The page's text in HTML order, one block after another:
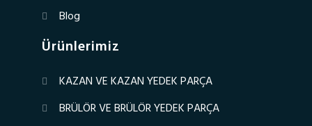
Blog
Ürünlerimiz
KAZAN VE KAZAN YEDEK PARÇA
BRÜLÖR VE BRÜLÖR YEDEK PARÇA